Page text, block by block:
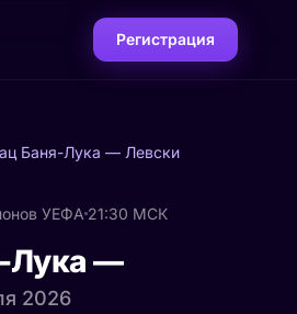
Регистрация
Баня-Лука — Левски
УЕФА 21:30 МСК
Лука —
2026